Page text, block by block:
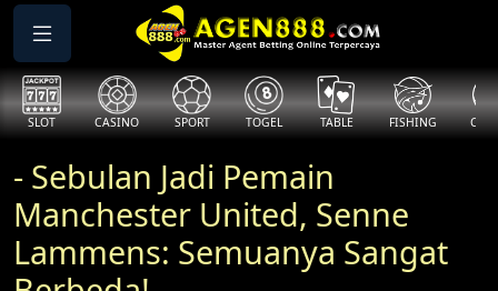
SLOT CASINO SPORT TOGEL TABLE FISHING
- Sebulan Jadi Pemain
Manchester United, Senne
Lammens: Semuanya Sangat